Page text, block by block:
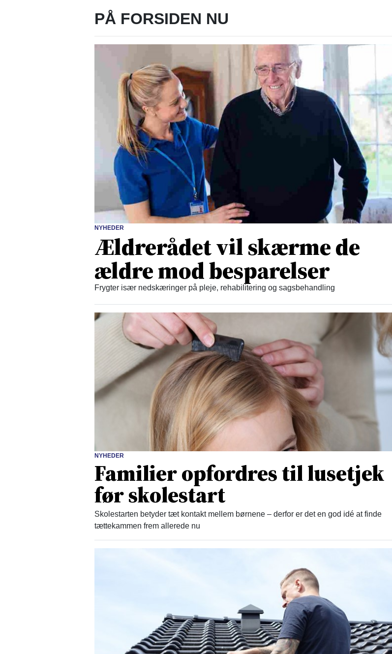
PÅ FORSIDEN NU
NYHEDER
Ældrerådet vil skærme de
ældre mod besparelser
Frygter især nedskæringer på pleje, rehabilitering og sagsbehandling
NYHEDER
Familier opfordres til lusetjek
før skolestart
Skolestarten betyder tæt kontakt mellem børnene – derfor er det en god idé at finde
tættekammen frem allerede nu